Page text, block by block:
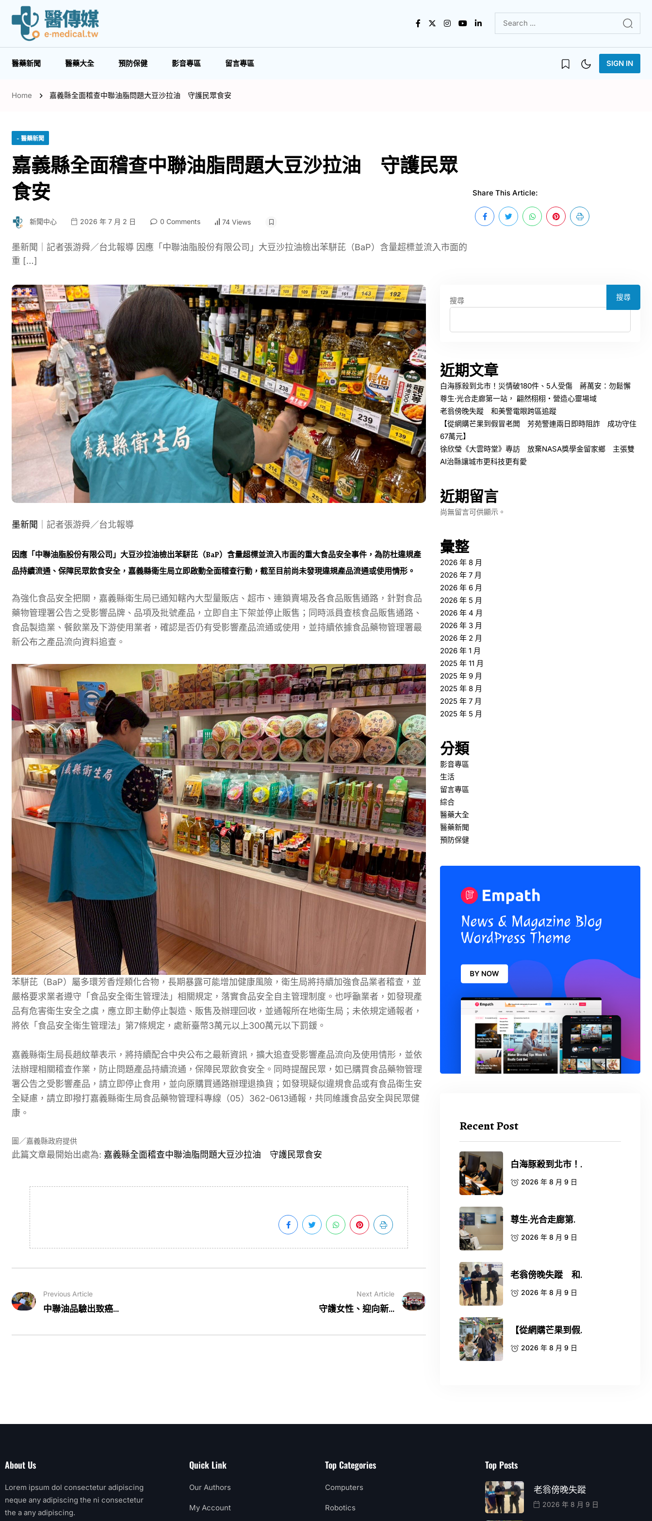
醫藥新聞 醫藥大全 預防保健 影音專區 留言專區 SIGN IN
Home 嘉義縣全面稽查中聯油脂問題大豆沙拉油 守護民眾食安
- 醫藥新聞
嘉義縣全面稽查中聯油脂問題大豆沙拉油 守護民眾
食安
新聞中心 2026 年 7 月 2 日 0 Comments 74 Views
墨新聞｜記者張游舜／台北報導 因應「中聯油脂股份有限公司」大豆沙拉油檢出苯駢芘（BaP）含量超標並流入市面的
重 […]
Share This Article:
墨新聞 ｜記者張游舜／台北報導
因應「中聯油脂股份有限公司」大豆沙拉油檢出苯駢芘（BaP）含量超標並流入市面的重大食品安全事件，為防杜違規產
品持續流通、保障民眾飲食安全，嘉義縣衛生局立即啟動全面稽查行動，截至目前尚未發現違規產品流通或使用情形。
為強化食品安全把關，嘉義縣衛生局已通知轄內大型量販店、超市、連鎖賣場及各食品販售通路，針對食品
藥物管理署公告之受影響品牌、品項及批號產品，立即自主下架並停止販售；同時派員查核食品販售通路、
食品製造業、餐飲業及下游使用業者，確認是否仍有受影響產品流通或使用，並持續依據食品藥物管理署最
新公布之產品流向資料追查。
苯駢芘（BaP）屬多環芳香烴類化合物，長期暴露可能增加健康風險，衛生局將持續加強食品業者稽查，並
嚴格要求業者遵守「食品安全衛生管理法」相關規定，落實食品安全自主管理制度。也呼籲業者，如發現產
品有危害衛生安全之虞，應立即主動停止製造、販售及辦理回收，並通報所在地衛生局；未依規定通報者，
將依「食品安全衛生管理法」第7條規定，處新臺幣3萬元以上300萬元以下罰鍰。
嘉義縣衛生局長趙紋華表示，將持續配合中央公布之最新資訊，擴大追查受影響產品流向及使用情形，並依
法辦理相關稽查作業，防止問題產品持續流通，保障民眾飲食安全。同時提醒民眾，如已購買食品藥物管理
署公告之受影響產品，請立即停止食用，並向原購買通路辦理退換貨；如發現疑似違規食品或有食品衛生安
全疑慮，請立即撥打嘉義縣衛生局食品藥物管理科專線（05）362-0613通報，共同維護食品安全與民眾健
康。
圖／嘉義縣政府提供
此篇文章最開始出處為: 嘉義縣全面稽查中聯油脂問題大豆沙拉油 守護民眾食安
Previous Article
中聯油品驗出致癌...
Next Article
守護女性、迎向新...
搜尋 搜尋
近期文章
白海豚殺到北市！災情破180件、5人受傷 蔣萬安：勿鬆懈
尊生·光合走廊第一站， 翩然栩栩・營造心靈場域
老翁傍晚失蹤 和美警電眼跨區追蹤
【從網購芒果到假冒老闆 芳苑警連兩日即時阻詐 成功守住
67萬元】
徐欣瑩《大雲時堂》專訪 放棄NASA獎學金留家鄉 主張雙
AI治縣讓城市更科技更有愛
近期留言
尚無留言可供顯示。
彙整
2026 年 8 月
2026 年 7 月
2026 年 6 月
2026 年 5 月
2026 年 4 月
2026 年 3 月
2026 年 2 月
2026 年 1 月
2025 年 11 月
2025 年 9 月
2025 年 8 月
2025 年 7 月
2025 年 5 月
分類
影音專區
生活
留言專區
綜合
醫藥大全
醫藥新聞
預防保健
Recent Post
白海豚殺到北市！.
2026 年 8 月 9 日
尊生·光合走廊第.
2026 年 8 月 9 日
老翁傍晚失蹤 和.
2026 年 8 月 9 日
【從網購芒果到假.
2026 年 8 月 9 日
About Us
Lorem ipsum dol consectetur adipiscing
neque any adipiscing the ni consectetur
the a any adipiscing.
Quick Link
Our Authors
My Account
Top Categories
Computers
Robotics
Top Posts
老翁傍晚失蹤
2026 年 8 月 9 日